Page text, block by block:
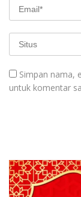
Simpan nama,
untuk komentar